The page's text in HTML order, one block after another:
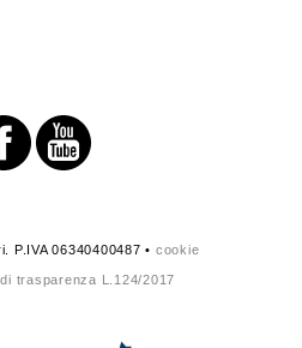
P.IVA 06340400487 • cookie
trasparenza L.124/2017